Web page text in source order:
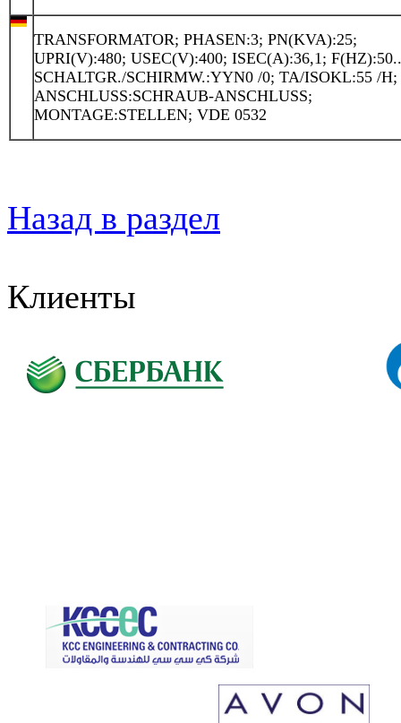
TRANSFORMATOR; PHASEN:3; PN(KVA):25;
UPRI(V):480; USEC(V):400; ISEC(A):36,1;
SCHALTGR./SCHIRMW.:YYN0 /0; TA/ISOKL:55 /H;
ANSCHLUSS:SCHRAUB-ANSCHLUSS;
MONTAGE:STELLEN; VDE 0532
Назад в раздел
Клиенты